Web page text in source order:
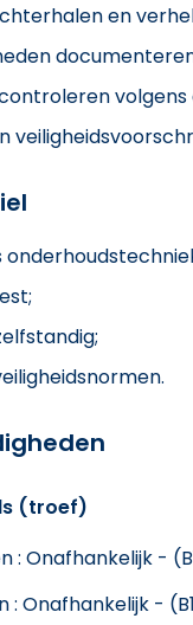
en
volgens
(troef)
: Onafhankelijk -
: Onafhankelijk -